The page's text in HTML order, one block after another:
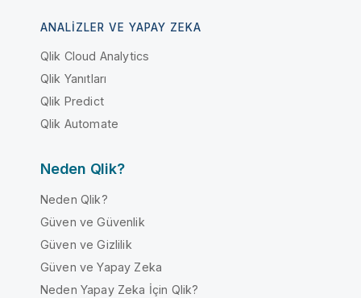
ANALIZLER VE YAPAY ZEKA
Qlik Cloud Analytics
Qlik Yanıtları
Qlik Predict
Qlik Automate
Neden Qlik?
Neden Qlik?
Güven ve Güvenlik
Güven ve Gizlilik
Güven ve Yapay Zeka
Neden Yapay Zeka İçin Qlik?